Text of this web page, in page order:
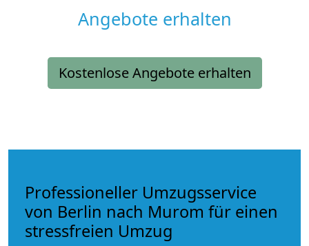
Angebote erhalten
Kostenlose Angebote erhalten
Professioneller Umzugsservice
von Berlin nach Murom für einen
stressfreien Umzug